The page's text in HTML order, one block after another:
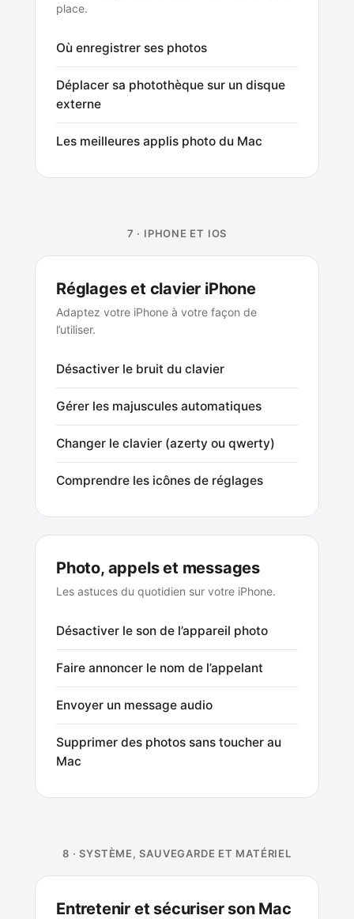
place.
Où enregistrer ses photos
Déplacer sa photothèque sur un disque
externe
Les meilleures applis photo du Mac
7 · IPHONE ET IOS
Réglages et clavier iPhone
Adaptez votre iPhone à votre façon de
l’utiliser.
Désactiver le bruit du clavier
Gérer les majuscules automatiques
Changer le clavier (azerty ou qwerty)
Comprendre les icônes de réglages
Photo, appels et messages
Les astuces du quotidien sur votre iPhone.
Désactiver le son de l’appareil photo
Faire annoncer le nom de l’appelant
Envoyer un message audio
Supprimer des photos sans toucher au
Mac
8 · SYSTÈME, SAUVEGARDE ET MATÉRIEL
Entretenir et sécuriser son Mac